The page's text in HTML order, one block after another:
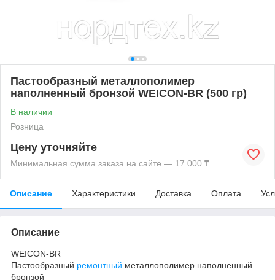
Пастообразный металлополимер
наполненный бронзой WEICON-BR (500 гр)
В наличии
Розница
Цену уточняйте
Минимальная сумма заказа на сайте — 17 000 ₸
Описание Характеристики Доставка Оплата
Описание
WEICON-BR
Пастообразный ремонтный металлополимер наполненный
бронзой